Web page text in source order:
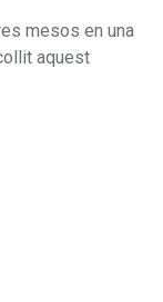
mesos en una
aquest